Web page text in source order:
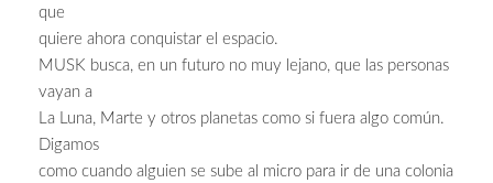
que
quiere ahora conquistar el espacio.
MUSK busca, en un futuro no muy lejano, que las personas
vayan a
La Luna, Marte y otros planetas como si fuera algo común.
Digamos
como cuando alguien se sube al micro para ir de una colonia